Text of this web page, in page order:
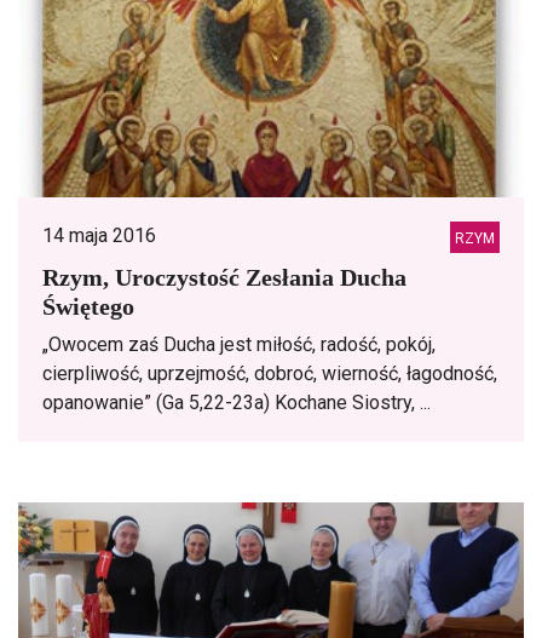
14 maja 2016 RZYM
Rzym, Uroczystość Zesłania Ducha
Świętego
„Owocem zaś Ducha jest miłość, radość, pokój,
cierpliwość, uprzejmość, dobroć, wierność, łagodność,
opanowanie” (Ga 5,22-23a) Kochane Siostry, ...